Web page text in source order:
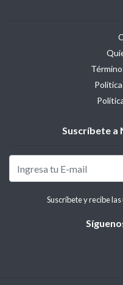
Suscríbete a
Suscríbete y recibe